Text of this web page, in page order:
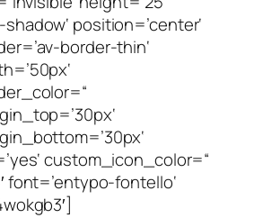
position=’center‘
border-thin‘
custom_icon_color=“
font=’entypo-fontello‘